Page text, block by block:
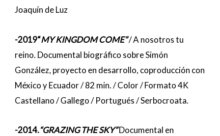
Joaquín de Luz
-2019“MY KINGDOM COME”/ A nosotros tu
reino. Documental biográfico sobre Simón
González, proyecto en desarrollo, coproducción con
México y Ecuador / 82 min. / Color / Formato 4K
Castellano / Gallego / Portugués / Serbocroata.
-2014.“GRAZING THE SKY”Documental en